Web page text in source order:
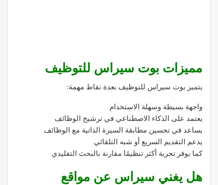
مميزات بوت سيراس للتوظيف
يتميز بوت سيراس للتوظيف بعدة نقاط مهمة:
واجهة بسيطة وسهلة الاستخدام
يعتمد على الذكاء الاصطناعي في ترشيح الوظائف
يساعد في تحسين مطابقة السيرة الذاتية مع الوظائف
يدعم التقديم السريع أو شبه التلقائي
كما يوفر تجربة أكثر تنظيمًا مقارنة بالبحث التقليدي
هل يغني سيراس عن مواقع